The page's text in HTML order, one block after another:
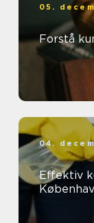
05.
Forstå
04.
Effektiv